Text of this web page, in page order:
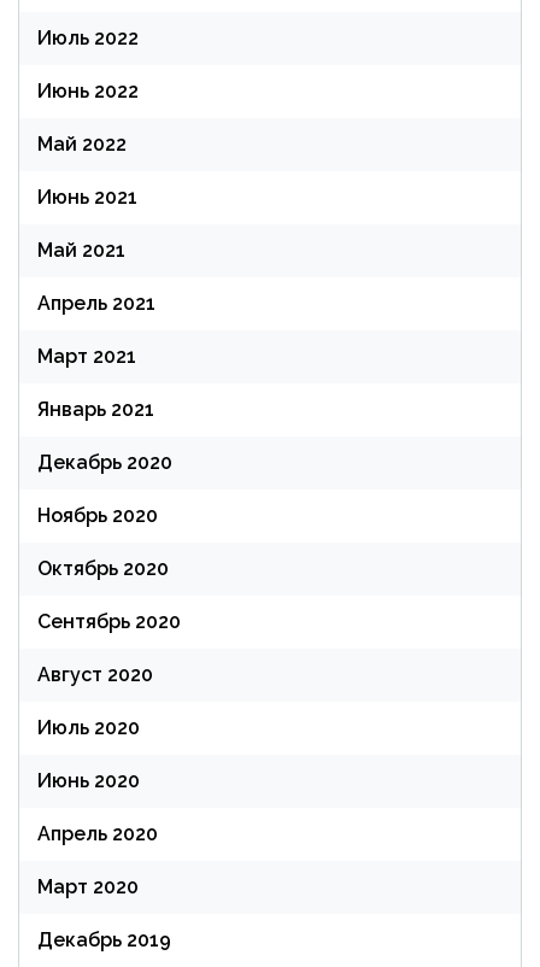
Июль 2022
Июнь 2022
Май 2022
Июнь 2021
Май 2021
Апрель 2021
Март 2021
Январь 2021
Декабрь 2020
Ноябрь 2020
Октябрь 2020
Сентябрь 2020
Август 2020
Июль 2020
Июнь 2020
Апрель 2020
Март 2020
Декабрь 2019